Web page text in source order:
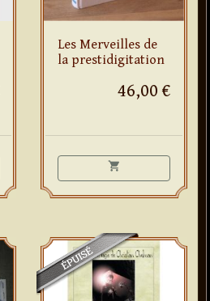
Les Merveilles de
la prestidigitation
46,00 €
shopping_cart